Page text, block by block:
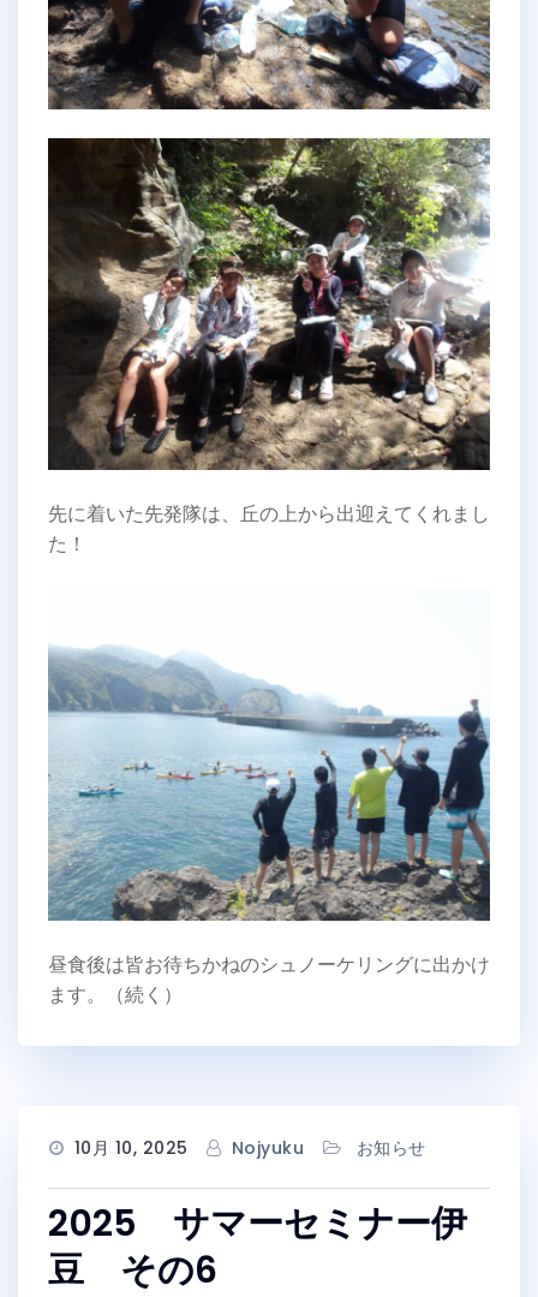
先に着いた先発隊は、丘の上から出迎えてくれまし
た！
昼食後は皆お待ちかねのシュノーケリングに出かけ
ます。（続く）
10月 10, 2025 Nojyuku お知らせ
2025 サマーセミナー伊
豆 その6